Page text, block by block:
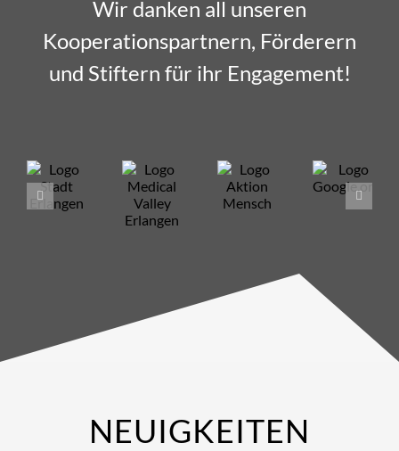
Wir danken all unseren
Kooperationspartnern, Förderern
und Stiftern für ihr Engagement!
NEUIGKEITEN